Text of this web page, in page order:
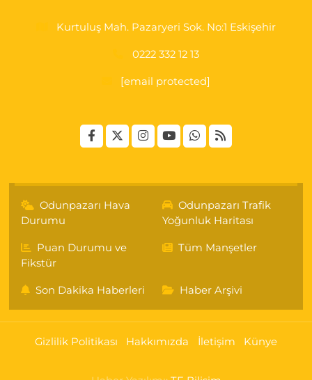
Kurtuluş Mah. Pazaryeri Sok. No:1 Eskişehir
0222 332 12 13
[email protected]
Odunpazarı Hava
Durumu
Odunpazarı Trafik
Yoğunluk Haritası
Puan Durumu ve
Fikstür
Tüm Manşetler
Son Dakika Haberleri Haber Arşivi
Gizlilik Politikası Hakkımızda İletişim Künye